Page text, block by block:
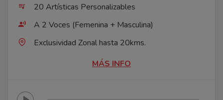
20 Artísticas Personalizables
A 2 Voces (Femenina + Masculina)
Exclusividad Zonal hasta 20kms.
MÁS INFO